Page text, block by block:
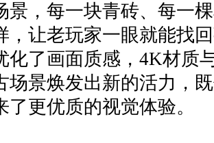
景，每一块青砖、每一
，让老玩家一眼就能找
化了画面质感，4K材质
场景焕发出新的活力，
了更优质的视觉体验。